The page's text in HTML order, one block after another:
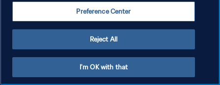
Preference Center
Reject All
I'm OK with that